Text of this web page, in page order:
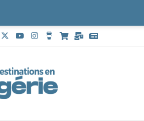
YouTubeInstagramBuy Me a Coffee
Boutique
MailGoogle News